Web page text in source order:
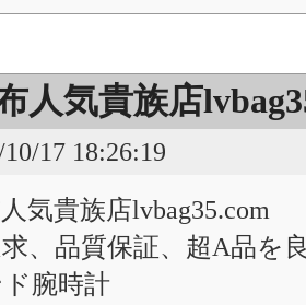
人気貴族店
17 18:26:19
気貴族店lvbag35.com
、品質保証、超A品を
腕時計